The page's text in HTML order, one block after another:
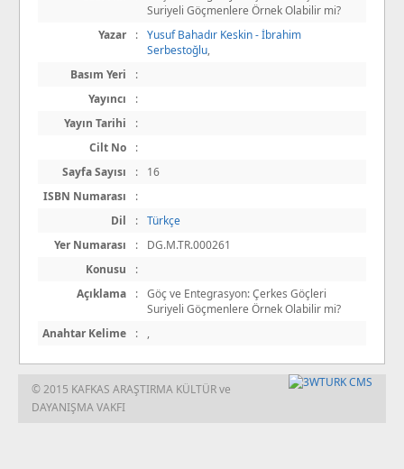
Suriyeli Göçmenlere Örnek Olabilir mi?
Yazar
: Yusuf Bahadır Keskin - İbrahim
Serbestoğlu,
Basım Yeri
:
Yayıncı
:
Yayın Tarihi
:
Cilt No
:
Sayfa Sayısı
:
16
ISBN Numarası
:
Dil
: Türkçe
Yer Numarası
:
DG.M.TR.000261
Konusu
:
Açıklama
: Göç ve Entegrasyon: Çerkes Göçleri
Suriyeli Göçmenlere Örnek Olabilir mi?
Anahtar Kelime
: ,
© 2015 KAFKAS ARAŞTIRMA KÜLTÜR ve
DAYANIŞMA VAKFI